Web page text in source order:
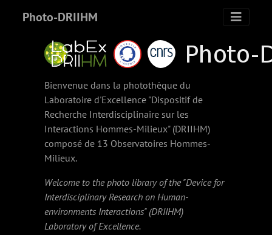
Photo-DRIIHM
Bienvenue dans la photothèque du
Laboratoire d'Excellence "Dispositif de
Recherche Interdisciplinaire sur les
Interactions Hommes-Milieux" (DRIIHM)
composé de 13 Observatoires Hommes-
Milieux.
Welcome to the photo library of the "Device for
Interdisciplinary Research on Human-
environments Interactions" (DRIIHM)
Laboratory of Excellence.